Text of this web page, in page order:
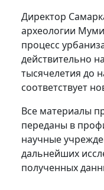
Директор
археологии
процесс
действительно
тысячелетия до
соответствует
Все материалы
переданы в
научные
дальнейших
полученных